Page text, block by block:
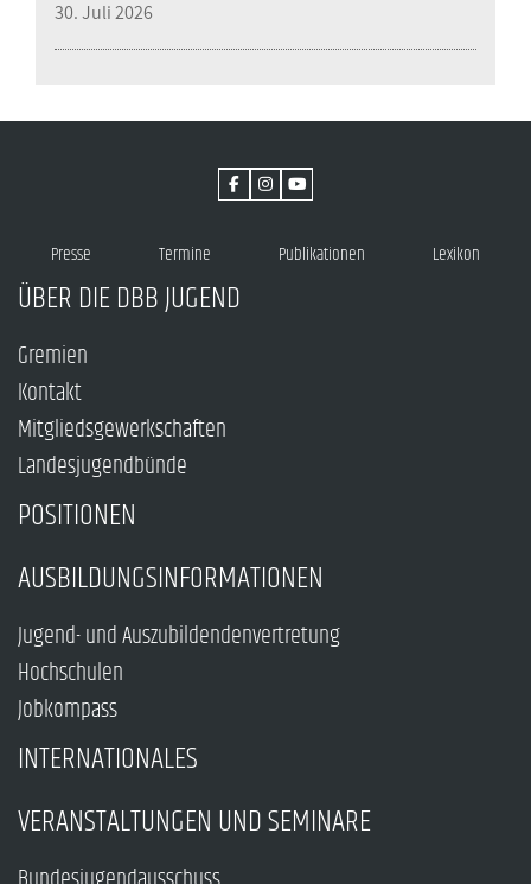
30. Juli 2026
Presse Termine Publikationen Lexikon
ÜBER DIE DBB JUGEND
Gremien
Kontakt
Mitgliedsgewerkschaften
Landesjugendbünde
POSITIONEN
AUSBILDUNGSINFORMATIONEN
Jugend- und Auszubildendenvertretung
Hochschulen
Jobkompass
INTERNATIONALES
VERANSTALTUNGEN UND SEMINARE